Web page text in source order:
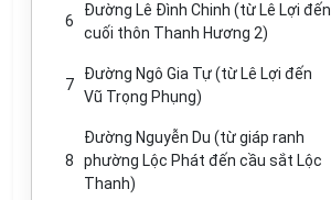
6
Đường Lê Đình Chinh (từ Lê Lợi đến
cuối thôn Thanh Hương 2)
7
Đường Ngô Gia Tự (từ Lê Lợi đến
Vũ Trọng Phụng)
8
Đường Nguyễn Du (từ giáp ranh
phường Lộc Phát đến cầu sắt Lộc
Thanh)